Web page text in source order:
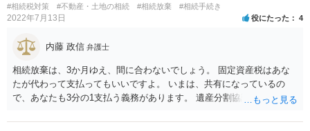
に葬儀費用を支出する経済力がなく、質素な葬儀を行った費用であれ
ば相続財産から支出しても単純承認と認められない可能性が高いの
#相続税対策 #不動産・土地の相続 #相続放棄 #相続手続き
2022年7月13日 役にたった 4
内藤 政信 弁護士
相続放棄は、3か月ゆえ、間に合わないでしょう。 固定資産税はあな
たが代わって支払ってもいいですよ。 いまは、共有になっているの
で、あなたも3分の1支払う義務があります。 遺産分割協議をして、不
払い義務があります。